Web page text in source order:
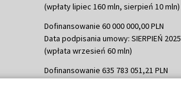
(wpłaty lipiec 160 mln, sierpień 10 mln)
Dofinansowanie 60 000 000,00 PLN
Data podpisania umowy: SIERPIEŃ 2025
(wpłata wrzesień 60 mln)
Dofinansowanie 635 783 051,21 PLN